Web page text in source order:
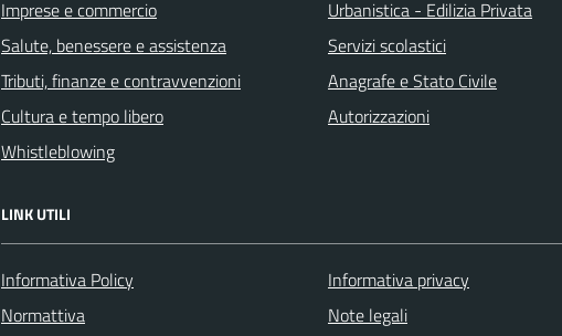
Imprese e commercio
Salute, benessere e assistenza
Tributi, finanze e contravvenzioni
Cultura e tempo libero
Whistleblowing
Urbanistica - Edilizia Privata
Servizi scolastici
Anagrafe e Stato Civile
Autorizzazioni
LINK UTILI
Informativa Policy
Normattiva
Informativa privacy
Note legali